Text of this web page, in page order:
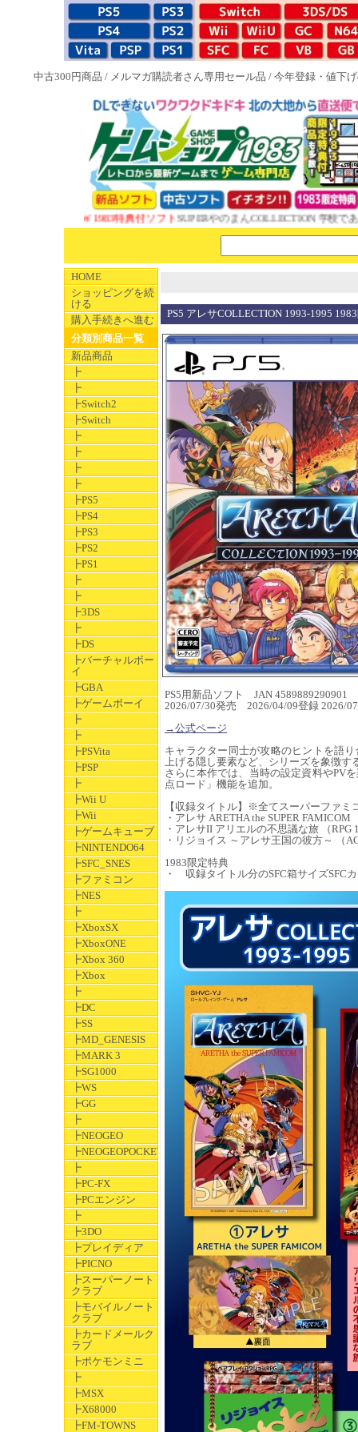
中古300円商品 / メルマガ購読者さん専用セール品 / 今年登録・値下
NEW 1983特典付ソフトSUPERやのまんCOLLECTION 学校であった
HOME
ショッピングを続
ける
購入手続きへ進む
分類別商品一覧
新品商品
┣
┣
┣Switch2
┣Switch
┣
┣
┣
┣
┣PS5
┣PS4
┣PS3
┣PS2
┣PS1
┣
┣
┣3DS
┣
┣DS
┣バーチャルボー
イ
┣GBA
┣ゲームボーイ
┣
┣
┣PSVita
┣PSP
┣
┣Wii U
┣Wii
┣ゲームキューブ
┣NINTENDO64
┣SFC_SNES
┣ファミコン
┣NES
┣
┣XboxSX
┣XboxONE
┣Xbox 360
┣Xbox
┣
┣DC
┣SS
┣MD_GENESIS
┣MARK 3
┣SG1000
┣WS
┣GG
┣
┣NEOGEO
┣NEOGEOPOCKET
┣
┣PC-FX
┣PCエンジン
┣
┣3DO
┣プレイディア
┣PICNO
┣スーパーノート
クラブ
┣モバイルノート
クラブ
┣カードメールク
ラブ
┣ポケモンミニ
┣
┣MSX
┣X68000
┣FM-TOWNS
PS5 アレサCOLLECTION 1993-1995
PS5用新品ソフト JAN 4589889290901
2026/07/30発売 2026/04/09登録 2026/
→公式ページ
キャラクター同士が攻略のヒントを語
上げる隠し要素など、シリーズを象徴す
さらに本作では、当時の設定資料やPV
点ロード」機能を追加。
【収録タイトル】※全てスーパーファミ
・アレサ ARETHA the SUPER FAMICOM
・アレサII アリエルの不思議な旅 （RPG
・リジョイス ～アレサ王国の彼方～ （
1983限定特典
・ 収録タイトル分のSFC箱サイズSFC